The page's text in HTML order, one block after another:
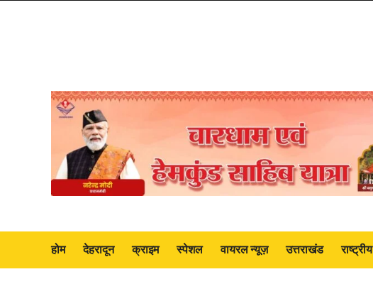
होम देहरादून क्राइम स्पेशल वायरल न्यूज़ उत्तराखंड राष्ट्रीय